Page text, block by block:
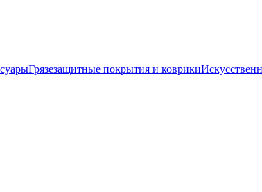
Грязезащитные покрытия и коврики